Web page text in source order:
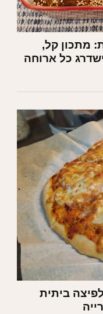
מתכון קל,
כל ארוחה
ביתית